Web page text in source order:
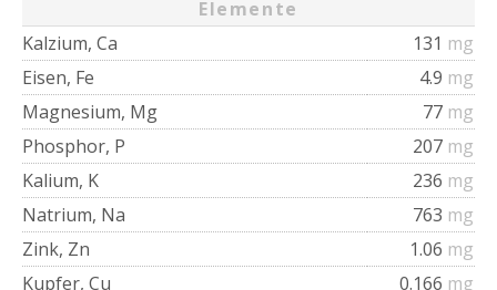
Elemente
Kalzium, Ca
131 mg
Eisen, Fe
4.9 mg
Magnesium, Mg
77 mg
Phosphor, P
207 mg
Kalium, K
236 mg
Natrium, Na
763 mg
Zink, Zn
1.06 mg
Kupfer, Cu
0.166 mg